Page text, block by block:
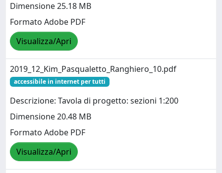
Dimensione 25.18 MB
Formato Adobe PDF
Visualizza/Apri
2019_12_Kim_Pasqualetto_Ranghiero_10.pdf
accessibile in internet per tutti
Descrizione: Tavola di progetto: sezioni 1:200
Dimensione 20.48 MB
Formato Adobe PDF
Visualizza/Apri